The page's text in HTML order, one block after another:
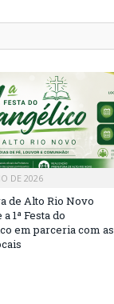
DE 2026
de Alto Rio Novo
1ª Festa do
em parceria com as